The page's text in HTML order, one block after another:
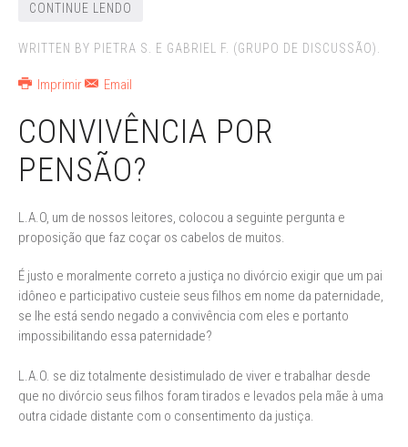
CONTINUE LENDO
WRITTEN BY PIETRA S. E GABRIEL F. (GRUPO DE DISCUSSÃO).
Imprimir Email
CONVIVÊNCIA POR
PENSÃO?
L.A.O, um de nossos leitores, colocou a seguinte pergunta e
proposição que faz coçar os cabelos de muitos.
É justo e moralmente correto a justiça no divórcio exigir que um pai
idôneo e participativo custeie seus filhos em nome da paternidade,
se lhe está sendo negado a convivência com eles e portanto
impossibilitando essa paternidade?
L.A.O. se diz totalmente desistimulado de viver e trabalhar desde
que no divórcio seus filhos foram tirados e levados pela mãe à uma
outra cidade distante com o consentimento da justiça.